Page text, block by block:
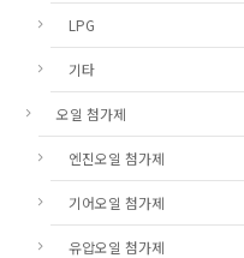
LPG
기타
오일 첨가제
엔진오일 첨가제
기어오일 첨가제
유압오일 첨가제